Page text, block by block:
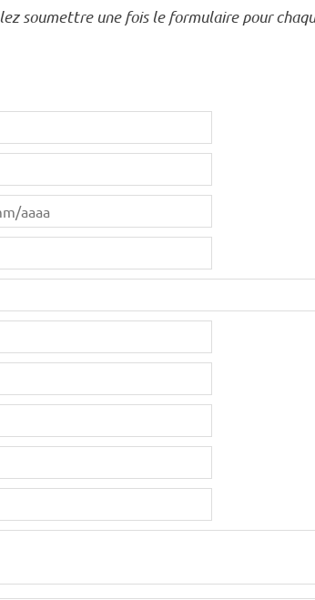
soumettre une fois le formulaire pour